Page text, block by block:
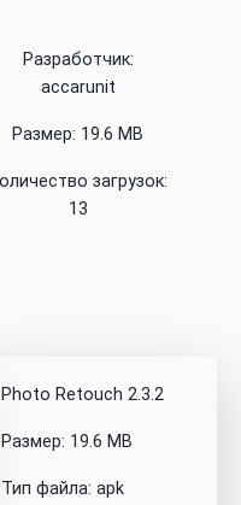
Разработчик:
accarunit
Размер: 19.6 MB
загрузок:
13
Photo Retouch 2.3.2
Размер: 19.6 MB
Тип файла: apk